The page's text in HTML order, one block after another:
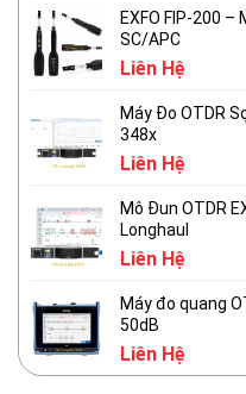
EXFO FIP-200
SC/APC
Liên Hệ
Máy Đo OTDR
348x
Liên Hệ
Mô Đun OTDR
Longhaul
Liên Hệ
Máy đo quang
50dB
Liên Hệ